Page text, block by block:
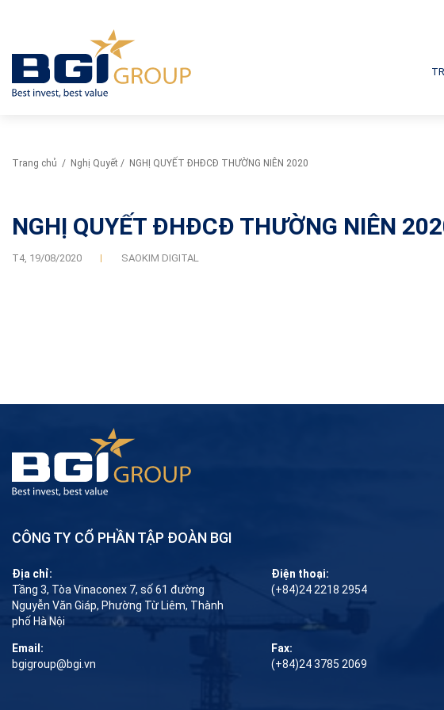
Trang chủ / Nghị Quyết / NGHỊ QUYẾT ĐHĐCĐ THƯỜNG NIÊN 2020
NGHỊ QUYẾT ĐHĐCĐ THƯỜNG NIÊN
T4, 19/08/2020 SAOKIM DIGITAL
CÔNG TY CỔ PHẦN TẬP ĐOÀN BGI
Địa chỉ:
Tầng 3, Tòa Vinaconex 7, số 61 đường
Nguyễn Văn Giáp, Phường Từ Liêm, Thành
phố Hà Nội
Điện thoại:
(+84)24 2218 2954
Email:
bgigroup@bgi.vn
Fax:
(+84)24 3785 2069